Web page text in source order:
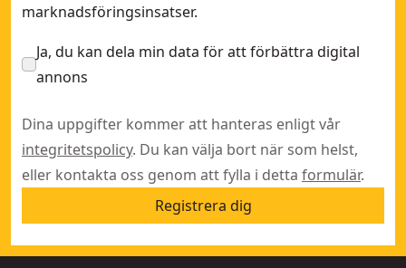
marknadsföringsinsatser.
Ja, du kan dela min data för att förbättra digital
annons
Dina uppgifter kommer att hanteras enligt vår
integritetspolicy. Du kan välja bort när som helst,
eller kontakta oss genom att fylla i detta formulär.
Registrera dig